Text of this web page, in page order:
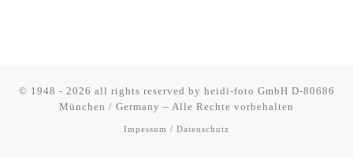
© 1948 - 2026 all rights reserved by heidi-foto GmbH D-80686
München / Germany – Alle Rechte vorbehalten
Impessum / Datenschutz